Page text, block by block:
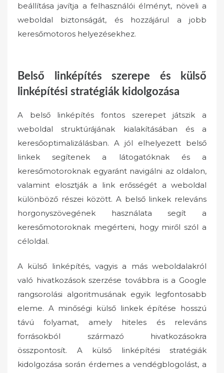
beállítása javítja a felhasználói élményt, növeli a
weboldal biztonságát, és hozzájárul a jobb
keresőmotoros helyezésekhez.
Belső linképítés szerepe és külső
linképítési stratégiák kidolgozása
A belső linképítés fontos szerepet játszik a
weboldal struktúrájának kialakításában és a
keresőoptimalizálásban. A jól elhelyezett belső
linkek segítenek a látogatóknak és a
keresőmotoroknak egyaránt navigálni az oldalon,
valamint elosztják a link erősségét a weboldal
különböző részei között. A belső linkek releváns
horgonyszövegének használata segít a
keresőmotoroknak megérteni, hogy miről szól a
céloldal.
A külső linképítés, vagyis a más weboldalakról
való hivatkozások szerzése továbbra is a Google
rangsorolási algoritmusának egyik legfontosabb
eleme. A minőségi külső linkek építése hosszú
távú folyamat, amely hiteles és releváns
forrásokból származó hivatkozásokra
összpontosít. A külső linképítési stratégiák
kidolgozása során érdemes a vendégblogolást, a